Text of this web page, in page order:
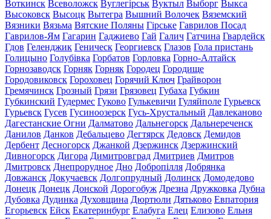
Воткинск Всеволожск Вуглегірськ Вуктыл Выборг Выкса
Высоковск Высоцк Вытегра Вышний Волочек Вяземский
Вязники Вязьма Вятские Поляны Гірське Гаврилов Посад
Гаврилов-Ям Гагарин Гаджиево Гай Галич Гатчина Гвардейск
Гдов Геленджик Геническ Георгиевск Глазов Гола пристань
Голицыно Голубівка Горбатов Горловка Горно-Алтайск
Горнозаводск Горняк Горняк Городец Городище
Городовиковск Гороховец Горячий Ключ Грайворон
Гремячинск Грозный Грязи Грязовец Губаха Губкин
Губкинский Гудермес Гуково Гулькевичи Гуляйполе Гурьевск
Гурьевск Гусев Гусиноозерск Гусь-Хрустальный Давлеканово
Дагестанские Огни Далматово Дальнегорск Дальнереченск
Данилов Данков Дебальцево Дегтярск Дедовск Демидов
Дербент Десногорск Джанкой Дзержинск Дзержинский
Дивногорск Дигора Димитровград Дмитриев Дмитров
Дмитровск Днепрорудное Дно Добропілля Добрянка
Довжанск Докучаевск Долгопрудный Долинск Домодедово
Донецк Донецк Донской Дорогобуж Дрезна Дружковка Дубна
Дубовка Дудинка Духовщина Дюртюли Дятьково Евпатория
Егорьевск Ейск Екатеринбург Елабуга Елец Елизово Ельня